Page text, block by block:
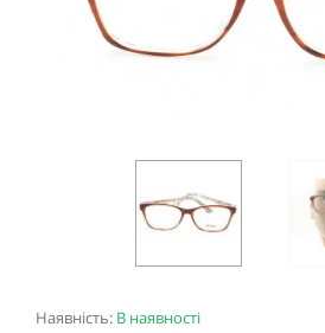
Наявність: В наявності